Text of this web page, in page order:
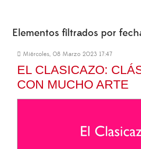
Elementos filtrados por
Miércoles, 08 Marzo 2023 17:47
EL CLASICAZO:
CON MUCHO ARTE